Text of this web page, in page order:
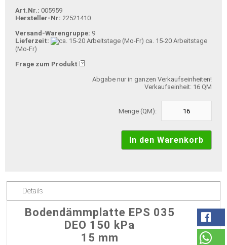
Art.Nr.: 005959
Hersteller-Nr: 22521410
Versand-Warengruppe: 9
Lieferzeit:
ca. 15-20 Arbeitstage
(Mo-Fr)
Frage zum Produkt
Abgabe nur in ganzen Verkaufseinheiten!
Verkaufseinheit: 16 QM
Menge (QM):
Details
Bodendämmplatte EPS 035
DEO 150 kPa
15 mm